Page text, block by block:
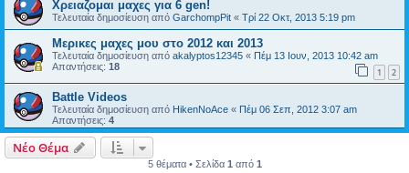
Χρειαζομαι μαχες για 6 gen!
Τελευταία δημοσίευση από GarchompPit « Τρί 22 Οκτ, 2013 5:19 pm
Μερικες μαχες μου στο 2012 και 2013
Τελευταία δημοσίευση από akalyptos12345 « Πέμ 13 Ιουν, 2013 10:42 am
Απαντήσεις: 18 1 2
Battle Videos
Τελευταία δημοσίευση από HikenNoAce « Πέμ 06 Σεπ, 2012 3:07 am
Απαντήσεις: 4
Νέο Θέμα
5 θέματα • Σελίδα 1 από 1